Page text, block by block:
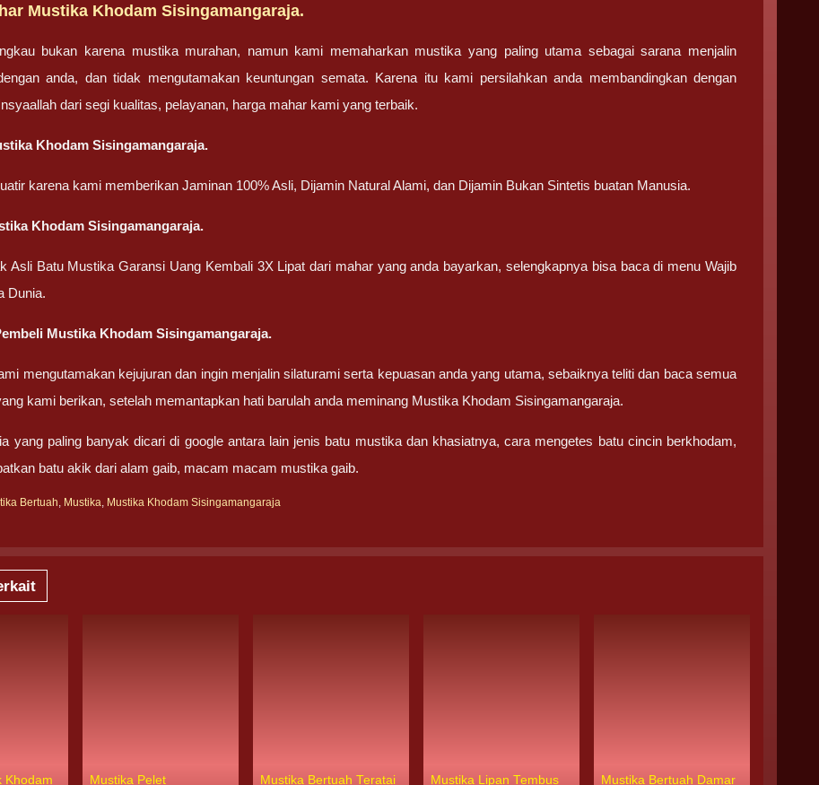
Mustika Khodam Sisingamangaraja.
bukan karena mustika murahan, namun kami memaharkan mustika yang paling utama sebagai sarana menjalin
anda, dan tidak mengutamakan keuntungan semata. Karena itu kami persilahkan anda membandingkan dengan
dari segi kualitas, pelayanan, harga mahar kami yang terbaik.
Khodam Sisingamangaraja.
karena kami memberikan Jaminan 100% Asli, Dijamin Natural Alami, dan Dijamin Bukan Sintetis buatan Manusia.
Khodam Sisingamangaraja.
Asli Batu Mustika Garansi Uang Kembali 3X Lipat dari mahar yang anda bayarkan, selengkapnya bisa baca di menu Wajib
Dunia.
Mustika Khodam Sisingamangaraja.
mengutamakan kejujuran dan ingin menjalin silaturami serta kepuasan anda yang utama, sebaiknya teliti dan baca semua
kami berikan, setelah memantapkan hati barulah anda meminang Mustika Khodam Sisingamangaraja.
yang paling banyak dicari di google antara lain jenis batu mustika dan khasiatnya, cara mengetes batu cincin berkhodam,
batu akik dari alam gaib, macam macam mustika gaib.
Bertuah, Mustika, Mustika Khodam Sisingamangaraja
Khodam Mustika Pelet Mustika Bertuah Teratai Mustika Lipan Tembus Mustika Bertuah Damar